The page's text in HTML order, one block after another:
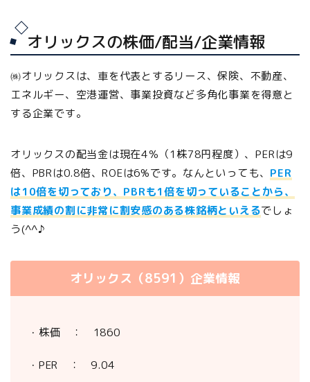
オリックスの株価/配当/企業情報
㈱オリックスは、車を代表とするリース、保険、不動産、
エネルギー、空港運営、事業投資など多角化事業を得意と
する企業です。
オリックスの配当金は現在4％（1株78円程度）、PERは9
倍、PBRは0.8倍、ROEは6%です。なんといっても、 PER
は10倍を切っており、PBRも1倍を切っていることから、
事業成績の割に非常に割安感のある株銘柄といえるでしょ
う(^^♪
オリックス（8591）企業情報
・株価 ： 1860
・PER ： 9.04